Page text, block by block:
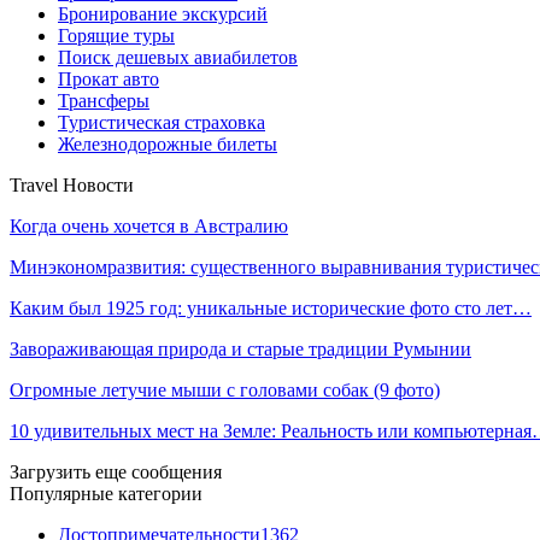
Бронирование экскурсий
Горящие туры
Поиск дешевых авиабилетов
Прокат авто
Трансферы
Туристическая страховка
Железнодорожные билеты
Travel Новости
Когда очень хочется в Австралию
Минэкономразвития: существенного выравнивания
Каким был 1925 год: уникальные исторические фото сто лет…
Завораживающая природа и старые традиции Румынии
Огромные летучие мыши с головами собак (9 фото)
10 удивительных мест на Земле: Реальность или
Загрузить еще сообщения
Популярные категории
Достопримечательности1362